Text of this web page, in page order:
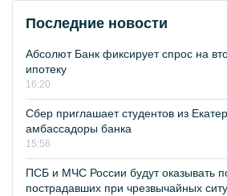
Последние новости
Абсолют Банк фиксирует спрос на
ипотеку
16:20
Сбер приглашает студентов из
амбассадоры банка
15:56
ПСБ и МЧС России будут оказывать
пострадавших при чрезвычайных